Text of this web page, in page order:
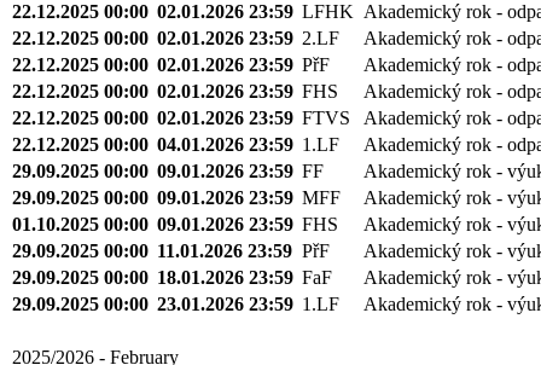
22.12.2025 00:00 02.01.2026 23:59 LFHK Akademický rok -
22.12.2025 00:00 02.01.2026 23:59 2.LF
Akademický rok -
22.12.2025 00:00 02.01.2026 23:59 PřF
Akademický rok -
22.12.2025 00:00 02.01.2026 23:59 FHS
Akademický rok -
22.12.2025 00:00 02.01.2026 23:59 FTVS
Akademický rok -
22.12.2025 00:00 04.01.2026 23:59 1.LF
Akademický rok -
29.09.2025 00:00 09.01.2026 23:59 FF
Akademický rok -
29.09.2025 00:00 09.01.2026 23:59 MFF
Akademický rok -
01.10.2025 00:00 09.01.2026 23:59 FHS
Akademický rok -
29.09.2025 00:00 11.01.2026 23:59 PřF
Akademický rok -
29.09.2025 00:00 18.01.2026 23:59 FaF
Akademický rok -
29.09.2025 00:00 23.01.2026 23:59 1.LF Akademický rok -
2025/2026 - February